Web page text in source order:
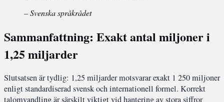
– Svenska språkrådet
Sammanfattning: Exakt antal miljoner i
1,25 miljarder
Slutsatsen är tydlig: 1,25 miljarder motsvarar exakt 1 250 miljoner
enligt standardiserad svensk och internationell formel. Korrekt
talomvandling är särskilt viktigt vid hantering av stora siffror